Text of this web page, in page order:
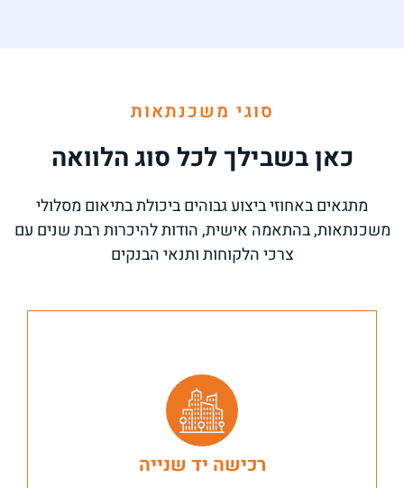
סוגי משכנתאות
כאן בשבילך לכל סוג הלוואה
מתגאים באחוזי ביצוע גבוהים ביכולת בתיאום מסלולי
משכנתאות, בהתאמה אישית, הודות להיכרות רבת שנים עם
צרכי הלקוחות ותנאי הבנקים
רכישה יד שנייה
מיועד לרוכשי דירה ראשונה חלופית/השקעה. יש לקחת
בחשבון את ההון העצמי הנדרש בהתאםלסוג הרכישה, כמו כן